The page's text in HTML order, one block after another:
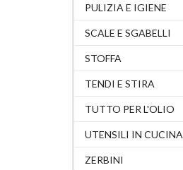
PULIZIA E IGIENE
SCALE E SGABELLI
STOFFA
TENDI E STIRA
TUTTO PER L'OLIO
UTENSILI IN CUCINA
ZERBINI